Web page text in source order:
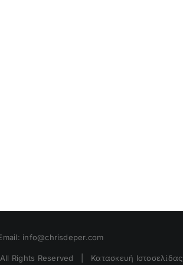
info@chrisdeper.com
Rights Reserved | Κατασκευή Ιστοσελίδας